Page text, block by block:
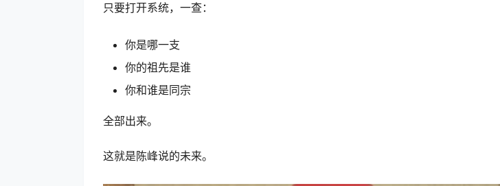
只要打开系统，一查：
你是哪一支
你的祖先是谁
你和谁是同宗
全部出来。
这就是陈峰说的未来。